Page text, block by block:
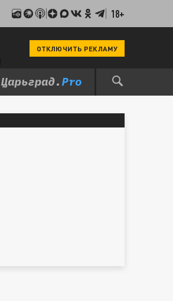
18+
ОТКЛЮЧИТЬ РЕКЛАМУ